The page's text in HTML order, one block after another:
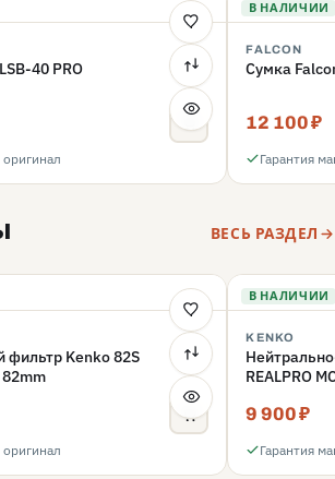
40 PRO
оригинал
В НАЛИЧИИ
FALCON
Сумка
12 100 ₽
Гарантия
ВЕСЬ РАЗДЕЛ
фильтр Kenko 82S
82mm
оригинал
В НАЛИЧИИ
KENKO
REALPRO
9 900 ₽
Гарантия